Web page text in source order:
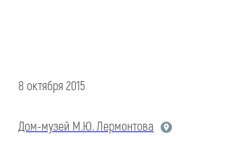
8 октября 2015
Дом-музей М.Ю. Лермонтова